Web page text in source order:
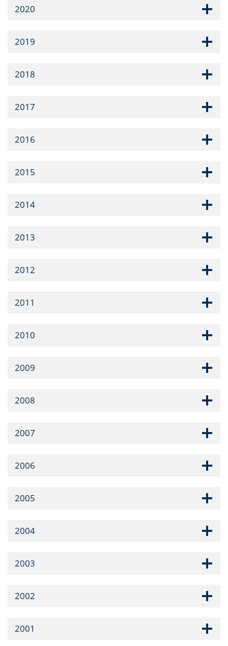
2020
2019
2018
2017
2016
2015
2014
2013
2012
2011
2010
2009
2008
2007
2006
2005
2004
2003
2002
2001